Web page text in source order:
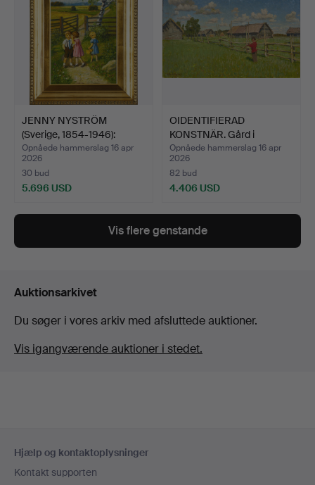
JENNY NYSTRÖM
(Sverige, 1854-1946):
Sommer…
Opnåede hammerslag 16 apr
2026
30 bud
5.696 USD
OIDENTIFIERAD
KONSTNÄR. Gård i
sommerlands…
Opnåede hammerslag 16 apr
2026
82 bud
4.406 USD
Vis flere genstande
Auktionsarkivet
Du søger i vores arkiv med afsluttede auktioner.
Vis igangværende auktioner i stedet.
Hjælp og kontaktoplysninger
Kontakt supporten